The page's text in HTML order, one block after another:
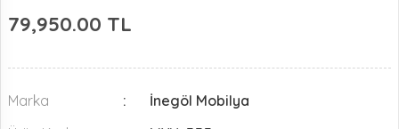
79,950.00 TL
Marka
İnegöl Mobilya